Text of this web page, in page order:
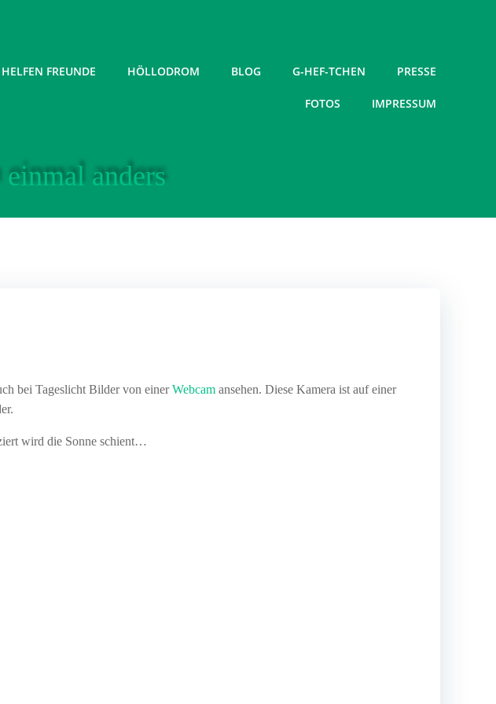
FREUNDE HÖLLODROM BLOG G-HEF-TCHEN PRESSE
FOTOS IMPRESSUM
anders
bei Tageslicht Bilder von einerWebcam ansehen. Diese Kamera ist auf einer
wird die Sonne schient…